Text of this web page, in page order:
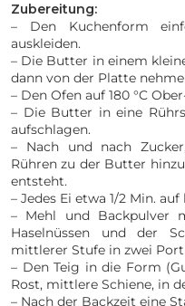
Zubereitung:
– Den Kuchenform
auskleiden.
– Die Butter in einem
dann von der Platte
– Den Ofen auf 180 °C
– Die Butter in eine
aufschlagen.
– Nach und nach
Rühren zu der Butter
entsteht.
– Jedes Ei etwa 1/2 Min.
– Mehl und Backpulver
Haselnüssen und der
mittlerer Stufe in zwei
– Den Teig in die Form
Rost, mittlere Schiene, in
– Nach der Backzeit eine